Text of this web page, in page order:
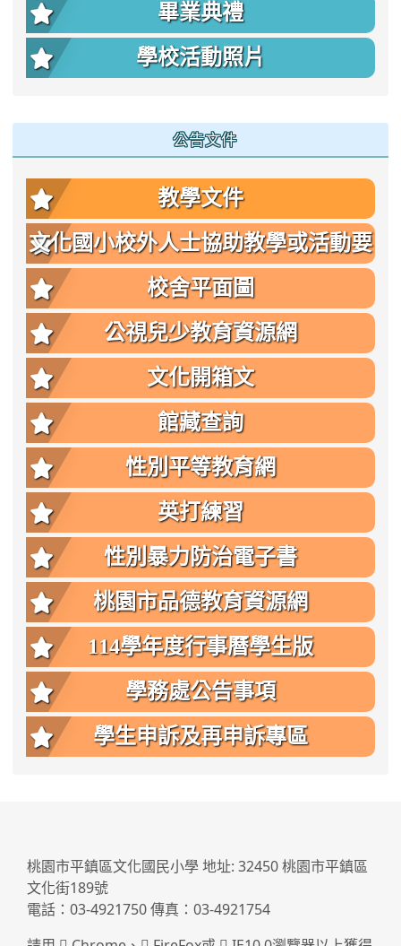
畢業典禮
學校活動照片
公告文件
教學文件
文化國小校外人士協助教學或活動要
點
校舍平面圖
公視兒少教育資源網
文化開箱文
館藏查詢
性別平等教育網
英打練習
性別暴力防治電子書
桃園市品德教育資源網
114學年度行事曆學生版
學務處公告事項
學生申訴及再申訴專區
桃園市平鎮區文化國民小學 地址: 32450 桃園市平鎮區
文化街189號
電話：03-4921750 傳真：03-4921754